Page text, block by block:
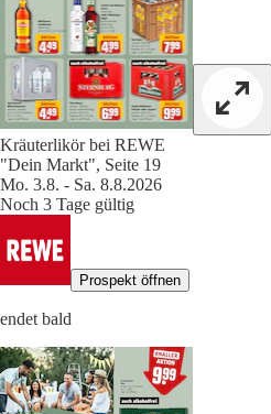
Kräuterlikör bei REWE
"Dein Markt", Seite 19
Mo. 3.8. - Sa. 8.8.2026
Noch 3 Tage gültig
Prospekt öffnen
endet bald